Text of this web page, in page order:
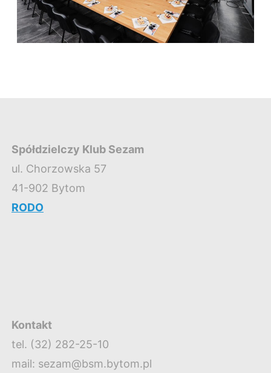
Spółdzielczy Klub Sezam
ul. Chorzowska 57
41-902 Bytom
RODO
Kontakt
tel. (32) 282-25-10
mail: sezam@bsm.bytom.pl